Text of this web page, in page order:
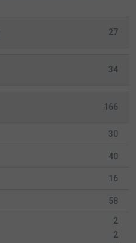
27
34
166
30
40
16
58
2
2